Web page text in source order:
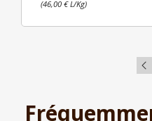
(46,00 € L/Kg)